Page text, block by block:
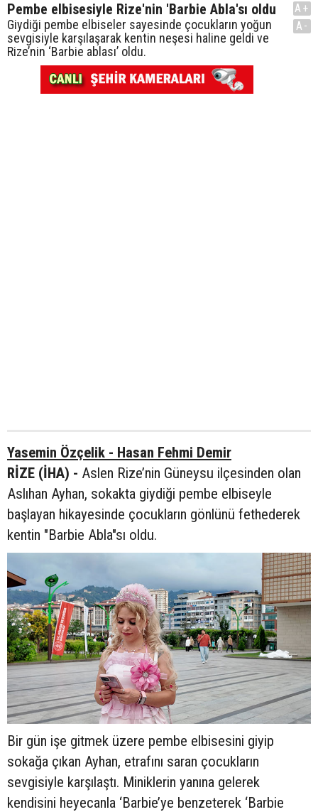
Pembe elbisesiyle Rize'nin 'Barbie Abla'sı oldu
Giydiği pembe elbiseler sayesinde çocukların yoğun
sevgisiyle karşılaşarak kentin neşesi haline geldi ve
Rize’nin ‘Barbie ablası’ oldu.
A+
A-
Yasemin Özçelik - Hasan Fehmi Demir
RİZE (İHA) - Aslen Rize’nin Güneysu ilçesinden olan
Aslıhan Ayhan, sokakta giydiği pembe elbiseyle
başlayan hikayesinde çocukların gönlünü fethederek
kentin "Barbie Abla"sı oldu.
Bir gün işe gitmek üzere pembe elbisesini giyip
sokağa çıkan Ayhan, etrafını saran çocukların
sevgisiyle karşılaştı. Miniklerin yanına gelerek
kendisini heyecanla ‘Barbie’ye benzeterek ‘Barbie